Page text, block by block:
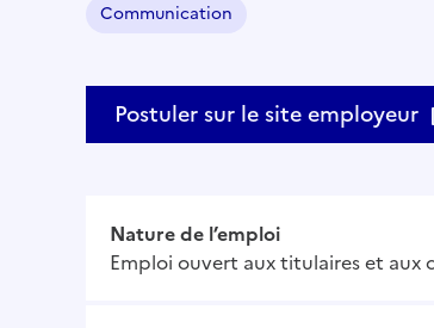
Communication
Postuler sur le site employeur
Nature de l’emploi
Emploi ouvert aux titulaires et aux